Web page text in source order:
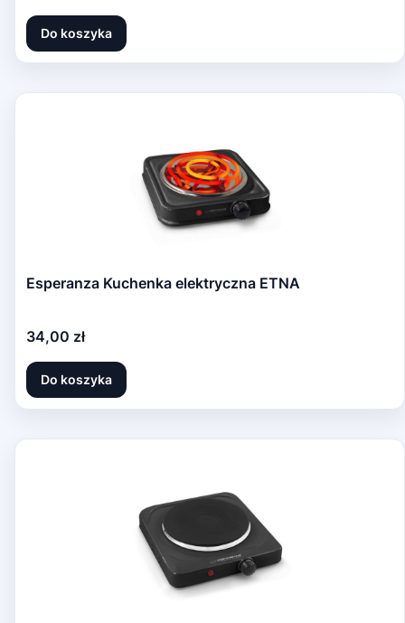
Do koszyka
Esperanza Kuchenka elektryczna ETNA
Cena
34,00 zł
Do koszyka